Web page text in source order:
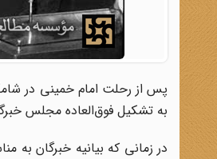
به تشکیل فوق‌العاده مجلس
در زمانی که بیانیه خبرگان